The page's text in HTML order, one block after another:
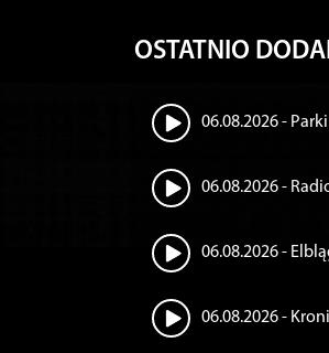
OSTATNIO
06.08.2026 -
06.08.2026 -
06.08.2026 -
06.08.2026 -